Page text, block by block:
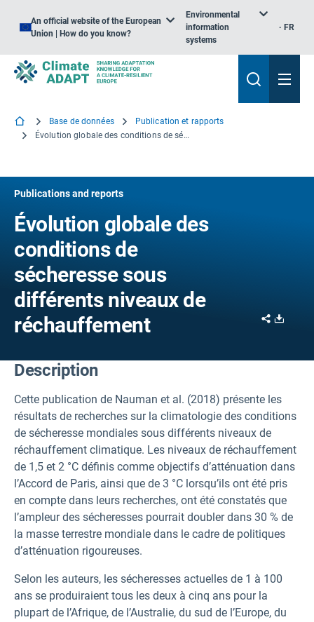
An official website of the European
Union | How do you know?
Environmental
information
systems
FR
Base de données
Publication et rapports
Évolution globale des conditions de sécheresse sous différents niveaux de réchauffement
Publications and reports
Évolution globale des
conditions de
sécheresse sous
différents niveaux de
réchauffement
Share
Description
Cette publication de Nauman et al. (2018) présente les
résultats de recherches sur la climatologie des conditions
de sécheresse mondiales sous différents niveaux de
réchauffement climatique. Les niveaux de réchauffement
de 1,5 et 2 °C définis comme objectifs d’atténuation dans
l’Accord de Paris, ainsi que de 3 °C lorsqu’ils ont été pris
en compte dans leurs recherches, ont été constatés que
l’ampleur des sécheresses pourrait doubler dans 30 % de
la masse terrestre mondiale dans le cadre de politiques
d’atténuation rigoureuses.
Selon les auteurs, les sécheresses actuelles de 1 à 100
ans se produiraient tous les deux à cinq ans pour la
plupart de l’Afrique, de l’Australie, du sud de l’Europe, du